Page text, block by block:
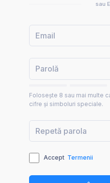
sau
Folosește 8 sau mai multe
cifre și simboluri speciale.
Accept Termenii